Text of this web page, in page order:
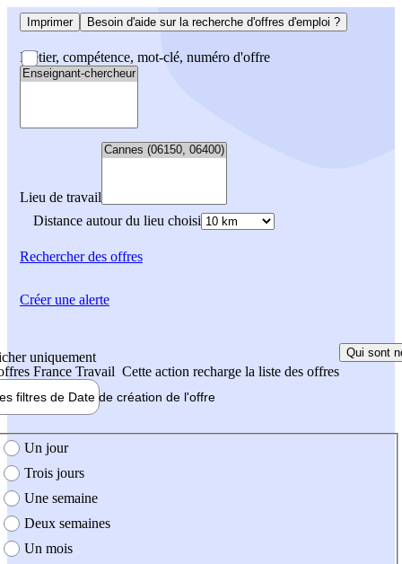
Imprimer Besoin d'aide sur la recherche d'offres d'emploi ?
Métier, compétence, mot-clé, numéro d'offre
Lieu de travail
Distance autour du lieu choisi
Rechercherdes offres
uniquement
France Travail Cette action recharge la liste des offres
Qui sont
filtres de Date de création de l'offre
création de l'offre
Un jour
Trois jours
Une semaine
Deux semaines
Un mois
Créer une alerte